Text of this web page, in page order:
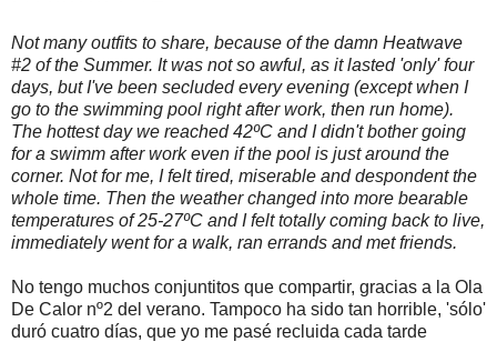
Not many outfits to share, because of the damn Heatwave
#2 of the Summer. It was not so awful, as it lasted 'only' four
days, but I've been secluded every evening (except when I
go to the swimming pool right after work, then run home).
The hottest day we reached 42ºC and I didn't bother going
for a swimm after work even if the pool is just around the
corner. Not for me, I felt tired, miserable and despondent the
whole time. Then the weather changed into more bearable
temperatures of 25-27ºC and I felt totally coming back to live,
immediately went for a walk, ran errands and met friends.
No tengo muchos conjuntitos que compartir, gracias a la Ola
De Calor nº2 del verano. Tampoco ha sido tan horrible, 'sólo'
duró cuatro días, que yo me pasé recluida cada tarde